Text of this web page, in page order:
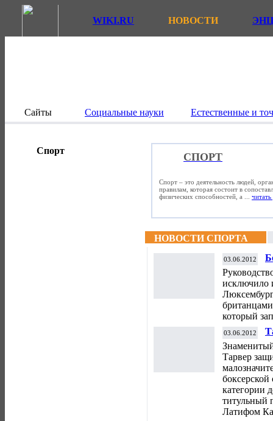
WIKI.RU НОВОСТИ
Сайты Социальные науки Естественные и
Спорт
СПОРТ
Спорт – это деятельность людей,
правилам, которая состоит в
физических способностей, а ... читать
НОВОСТИ СПОРТА
03.06.2012
исключило
который
03.06.2012
Тарвер
категории
титульный
Латифом